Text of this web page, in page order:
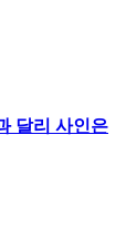
달리 사인은